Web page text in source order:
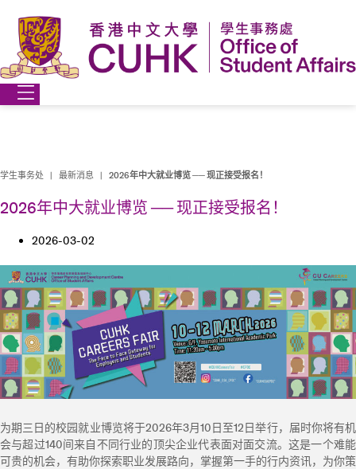
容
学生事务处 | 最新消息 | 2026年中大就业博览 ── 现正接受报名！
2026年中大就业博览 ── 现正接受报名！
2026-03-02
为期三日的校园就业博览将于2026年3月10日至12日举行，届时你将有机
会与超过140间来自不同行业的顶尖企业代表面对面交流。这是一个难能
可贵的机会，有助你探索职业发展路向，掌握第一手的行内资讯，为你策